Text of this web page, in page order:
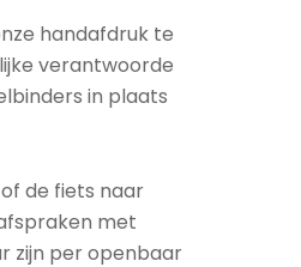
handafdruk te
verantwoorde
in plaats
de fiets naar
met
zijn per openbaar